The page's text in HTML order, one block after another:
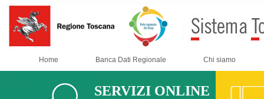
Home Banca Dati Regionale Chi siamo
SERVIZI ONLINE